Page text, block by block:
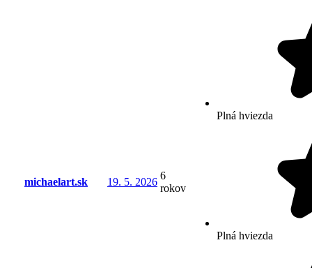
michaelart.sk 19. 5. 2026
6
rokov
Plná hviezda
Plná hviezda